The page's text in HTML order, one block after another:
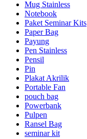
Mug Stainless
Notebook
Paket Seminar Kits
Paper Bag
Payung
Pen Stainless
Pensil
Pin
Plakat Akrilik
Portable Fan
pouch bag
Powerbank
Pulpen
Ransel Bag
seminar kit